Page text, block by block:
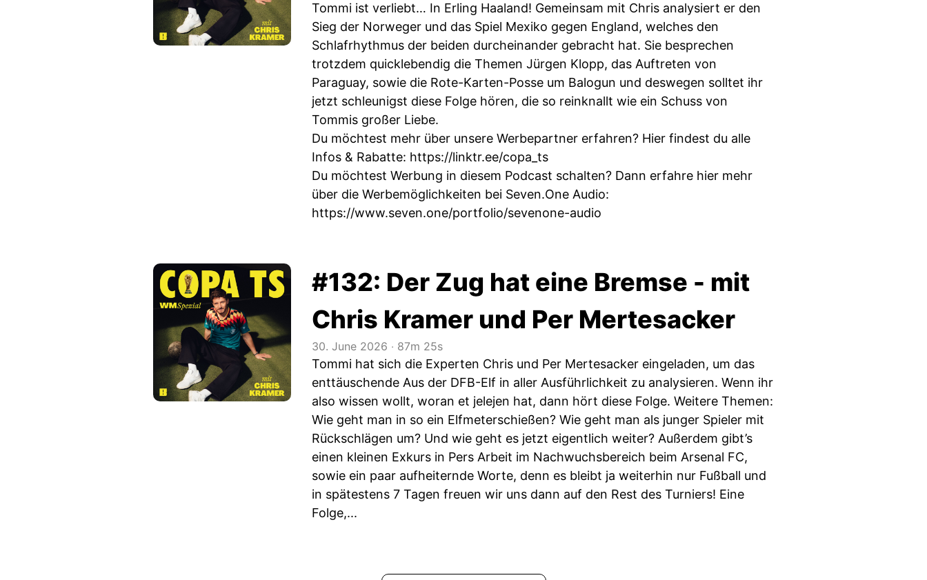
Tommi ist verliebt… In Erling Haaland! Gemeinsam mit Chris analysiert er den
Sieg der Norweger und das Spiel Mexiko gegen England, welches den
Schlafrhythmus der beiden durcheinander gebracht hat. Sie besprechen
trotzdem quicklebendig die Themen Jürgen Klopp, das Auftreten von
Paraguay, sowie die Rote-Karten-Posse um Balogun und deswegen solltet ihr
jetzt schleunigst diese Folge hören, die so reinknallt wie ein Schuss von
Tommis großer Liebe.
Du möchtest mehr über unsere Werbepartner erfahren? Hier findest du alle
Infos & Rabatte: https://linktr.ee/copa_ts
Du möchtest Werbung in diesem Podcast schalten? Dann erfahre hier mehr
über die Werbemöglichkeiten bei Seven.One Audio:
https://www.seven.one/portfolio/sevenone-audio
#132: Der Zug hat eine Bremse - mit
Chris Kramer und Per Mertesacker
30. June 2026 ‧ 87m 25s
Tommi hat sich die Experten Chris und Per Mertesacker eingeladen, um das
enttäuschende Aus der DFB-Elf in aller Ausführlichkeit zu analysieren. Wenn ihr
also wissen wollt, woran et jelejen hat, dann hört diese Folge. Weitere Themen:
Wie geht man in so ein Elfmeterschießen? Wie geht man als junger Spieler mit
Rückschlägen um? Und wie geht es jetzt eigentlich weiter? Außerdem gibt’s
einen kleinen Exkurs in Pers Arbeit im Nachwuchsbereich beim Arsenal FC,
sowie ein paar aufheiternde Worte, denn es bleibt ja weiterhin nur Fußball und
in spätestens 7 Tagen freuen wir uns dann auf den Rest des Turniers! Eine
Folge,...